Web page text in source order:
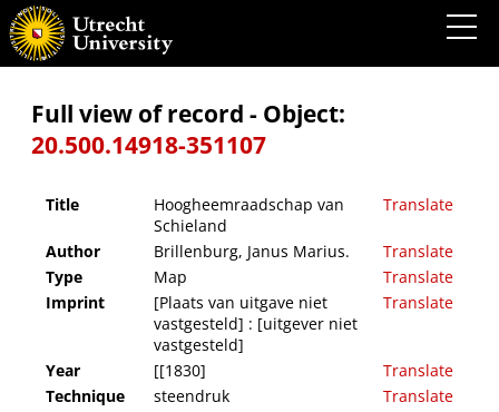
Hoogheemraadschap van Schieland
Full view of record - Object:
20.500.14918-351107
Title
Hoogheemraadschap van
Schieland
Translate
Author Brillenburg, Janus Marius.
Translate
Type
Map
Translate
Imprint
[Plaats van uitgave niet
vastgesteld] : [uitgever niet
vastgesteld]
Translate
Year [[1830]
Translate
Technique
steendruk
Translate